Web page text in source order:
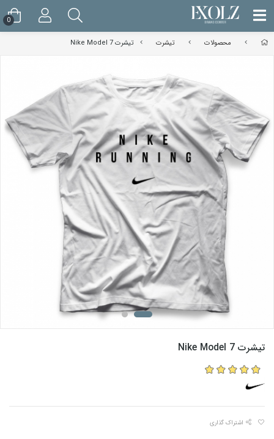
محصولات تیشرت تیشرت Nike Model 7
تیشرت Nike Model 7
اشتراک گذاری
0